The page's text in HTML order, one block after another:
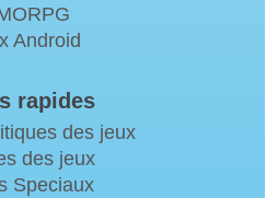
Android
rapides
des jeux
des jeux
Speciaux